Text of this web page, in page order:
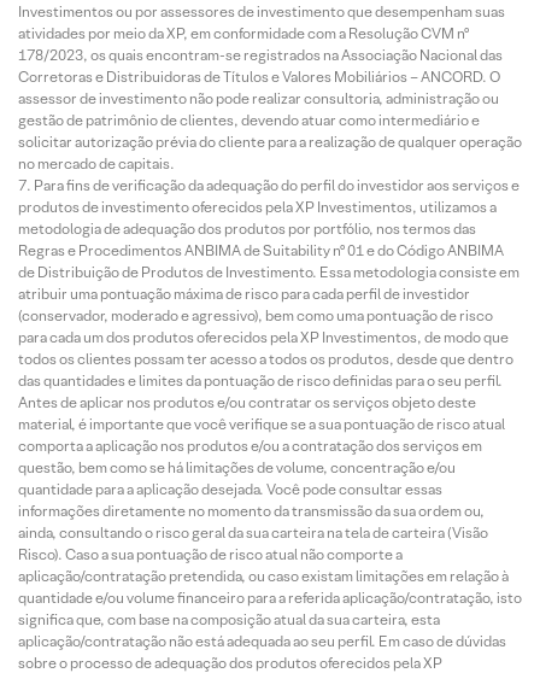
Investimentos ou por assessores de investimento que desempenham suas
atividades por meio da XP, em conformidade com a Resolução CVM nº
178/2023, os quais encontram-se registrados na Associação Nacional das
Corretoras e Distribuidoras de Títulos e Valores Mobiliários – ANCORD. O
assessor de investimento não pode realizar consultoria, administração ou
gestão de patrimônio de clientes, devendo atuar como intermediário e
solicitar autorização prévia do cliente para a realização de qualquer operação
no mercado de capitais.
Para fins de verificação da adequação do perfil do investidor aos serviços e
produtos de investimento oferecidos pela XP Investimentos, utilizamos a
metodologia de adequação dos produtos por portfólio, nos termos das
Regras e Procedimentos ANBIMA de Suitability nº 01 e do Código ANBIMA
de Distribuição de Produtos de Investimento. Essa metodologia consiste em
atribuir uma pontuação máxima de risco para cada perfil de investidor
(conservador, moderado e agressivo), bem como uma pontuação de risco
para cada um dos produtos oferecidos pela XP Investimentos, de modo que
todos os clientes possam ter acesso a todos os produtos, desde que dentro
das quantidades e limites da pontuação de risco definidas para o seu perfil.
Antes de aplicar nos produtos e/ou contratar os serviços objeto deste
material, é importante que você verifique se a sua pontuação de risco atual
comporta a aplicação nos produtos e/ou a contratação dos serviços em
questão, bem como se há limitações de volume, concentração e/ou
quantidade para a aplicação desejada. Você pode consultar essas
informações diretamente no momento da transmissão da sua ordem ou,
ainda, consultando o risco geral da sua carteira na tela de carteira (Visão
Risco). Caso a sua pontuação de risco atual não comporte a
aplicação/contratação pretendida, ou caso existam limitações em relação à
quantidade e/ou volume financeiro para a referida aplicação/contratação, isto
significa que, com base na composição atual da sua carteira, esta
aplicação/contratação não está adequada ao seu perfil. Em caso de dúvidas
sobre o processo de adequação dos produtos oferecidos pela XP